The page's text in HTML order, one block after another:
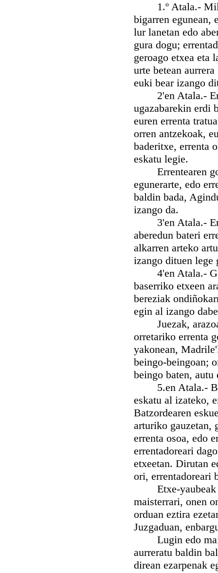
1.º Atala.- Mila
bigarren egunean,
lur lanetan edo
gura dogu;
geroago etxea eta
urte betean
euki bear izango
2'en Atala.-
ugazabarekin erdi
euren errenta
orren antzekoak,
baderitxe, errenta
eskatu legie.
Errentearen
egunerarte, edo
baldin bada,
izango da.
3'en Atala.-
aberedun bateri
alkarren arteko
izango dituen lege
4'en Atala.-
baserriko etxeen
bereziak
egin al izango
Juezak, arazoa
orretariko errenta
yakonean,
beingo-beingoan;
beingo baten, autu
5.en Atala.-
eskatu al izateko,
Batzordearen
arturiko gauzetan,
errenta osoa, edo
errentadoreari
etxeetan. Dirutan
ori, errentadoreari
Etxe-yaubeak
maisterrari, onen
orduan eztira
Juzgaduan,
Lugin edo
aurreratu baldin
direan ezarpenak